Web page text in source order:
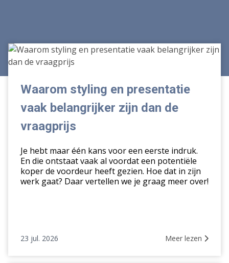
Waarom
styling
en
presentatie
belangrijker
zijn
vraagprijs
Waarom styling en presentatie
vaak belangrijker zijn dan de
vraagprijs
Je hebt maar één kans voor een eerste indruk.
En die ontstaat vaak al voordat een potentiële
koper de voordeur heeft gezien. Hoe dat in zijn
werk gaat? Daar vertellen we je graag meer over!
23 jul. 2026 Meer lezen